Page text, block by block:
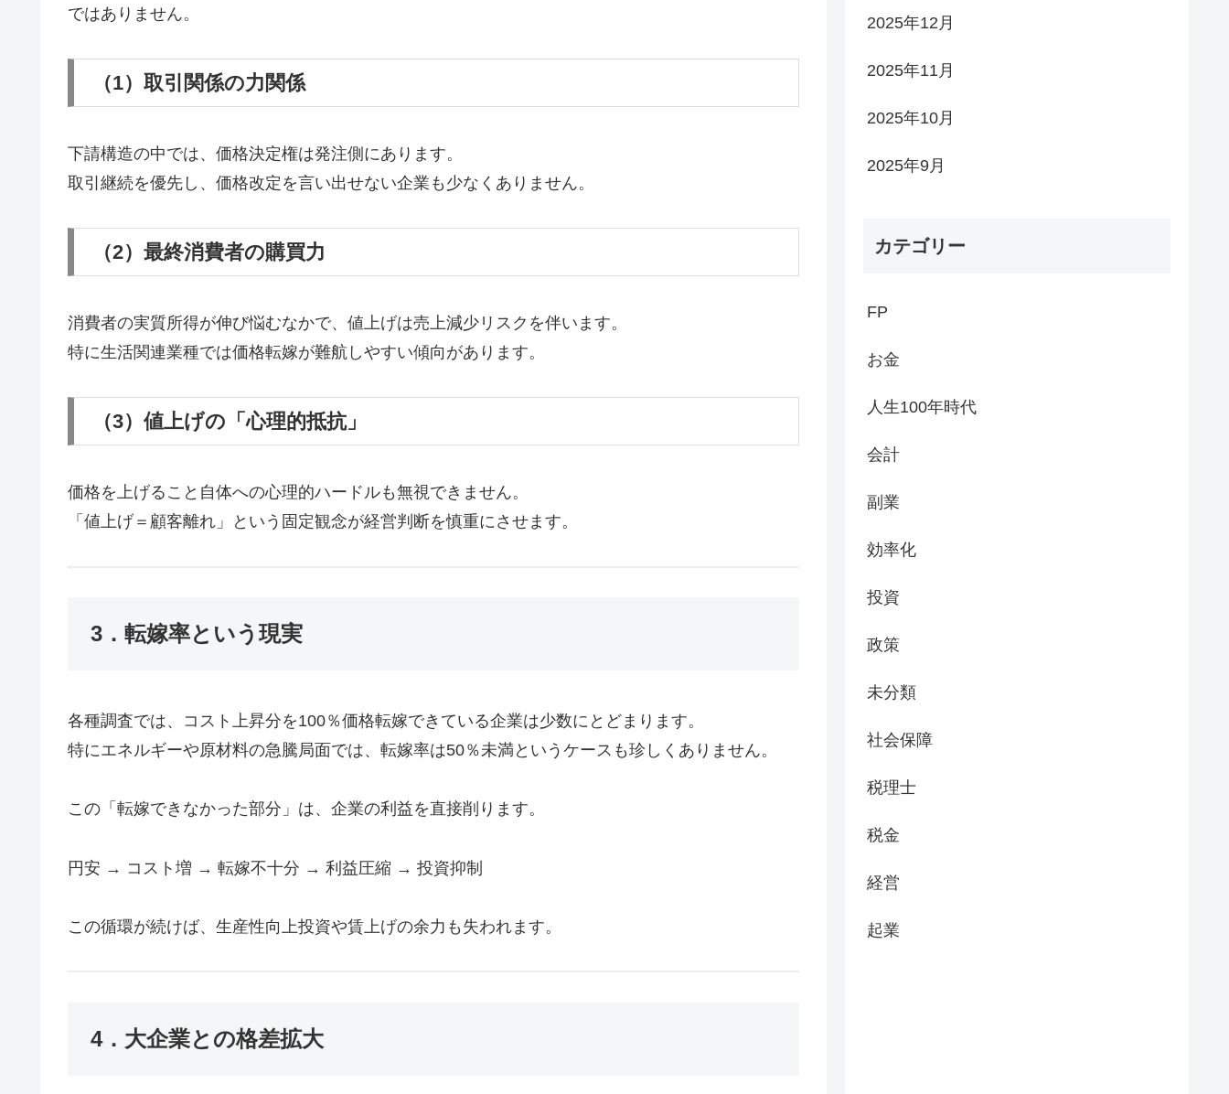
ではありません。
（1）取引関係の力関係
下請構造の中では、価格決定権は発注側にあります。
取引継続を優先し、価格改定を言い出せない企業も少なくありません。
（2）最終消費者の購買力
消費者の実質所得が伸び悩むなかで、値上げは売上減少リスクを伴います。
特に生活関連業種では価格転嫁が難航しやすい傾向があります。
（3）値上げの「心理的抵抗」
価格を上げること自体への心理的ハードルも無視できません。
「値上げ＝顧客離れ」という固定観念が経営判断を慎重にさせます。
3．転嫁率という現実
各種調査では、コスト上昇分を100％価格転嫁できている企業は少数にとどまります。
特にエネルギーや原材料の急騰局面では、転嫁率は50％未満というケースも珍しくありません。
この「転嫁できなかった部分」は、企業の利益を直接削ります。
円安 → コスト増 → 転嫁不十分 → 利益圧縮 → 投資抑制
この循環が続けば、生産性向上投資や賃上げの余力も失われます。
4．大企業との格差拡大
2025年12月
2025年11月
2025年10月
2025年9月
カテゴリー
FP
お金
人生100年時代
会計
副業
効率化
投資
政策
未分類
社会保障
税理士
税金
経営
起業